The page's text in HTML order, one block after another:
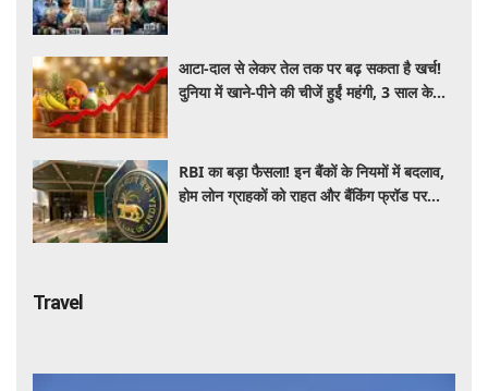
आटा-दाल से लेकर तेल तक पर बढ़ सकता है खर्च!
दुनिया में खाने-पीने की चीजें हुईं महंगी, 3 साल के
RBI का बड़ा फैसला! इन बैंकों के नियमों में बदलाव,
होम लोन ग्राहकों को राहत और बैंकिंग फ्रॉड पर
Travel